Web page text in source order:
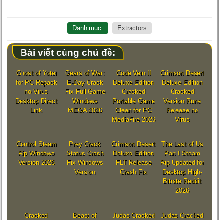
Danh mục: Extractors
Bài viết cùng chủ đề:
Ghost of Yotei
for PC Repack
no Virus
Desktop Direct
Link
Gears of War:
E-Day Crack
Fix Full Game
Windows
MEGA 2026
Code Vein II
Deluxe Edition
Cracked
Portable Game
Clean for PC
MediaFire 2026
Crimson Desert
Deluxe Edition
Cracked
Version Rune
Release no
Virus
Control Steam
Rip Windows
Version 2026
Prey Crack
Status Crash
Fix Windows
Version
Crimson Desert
Deluxe Edition
FLT Release
Crash Fix
The Last of Us
Part I Steam
Rip Updated for
Desktop High-
Bitrate Reddit
2026
Cracked
Beast of
Judas Cracked
Judas Cracked